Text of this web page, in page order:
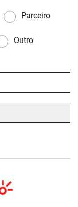
Parceiro
Outro